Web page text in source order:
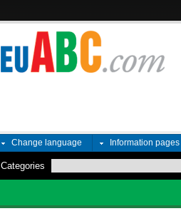
Change language Information pages
Categories